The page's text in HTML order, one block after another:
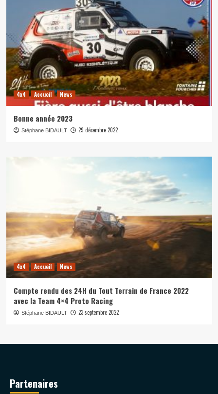
4x4 Accueil News
Bonne année 2023
Stéphane BIDAULT 29 décembre 2022
4x4 Accueil News
Compte rendu des 24H du Tout Terrain de France 2022
avec la Team 4×4 Proto Racing
Stéphane BIDAULT 23 septembre 2022
Partenaires